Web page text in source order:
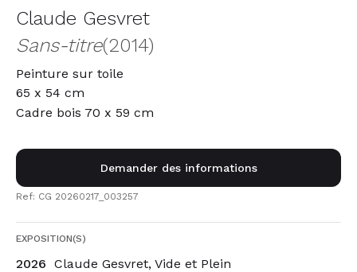
Claude Gesvret
Sans-titre(2014)
Peinture sur toile
65 x 54 cm
Cadre bois 70 x 59 cm
Demander des informations
Ref: CG 20260217_003257
EXPOSITION(S)
2026 Claude Gesvret, Vide et Plein